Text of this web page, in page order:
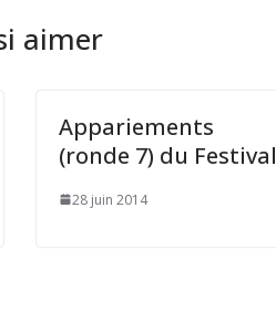
aimer
Appariements
(ronde 7) du Festival
28 juin 2014